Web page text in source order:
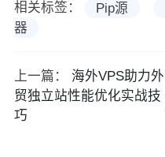
相关标签：
Pip源
器
上一篇：
海外VPS助力外
贸独立站性能优化实战技
巧